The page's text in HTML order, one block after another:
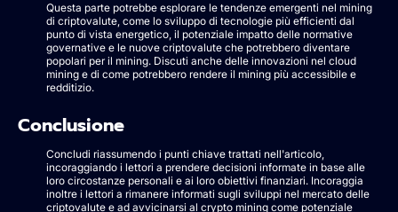
Questa parte potrebbe esplorare le tendenze emergenti nel mining
di criptovalute, come lo sviluppo di tecnologie più efficienti dal
punto di vista energetico, il potenziale impatto delle normative
governative e le nuove criptovalute che potrebbero diventare
popolari per il mining. Discuti anche delle innovazioni nel cloud
mining e di come potrebbero rendere il mining più accessibile e
redditizio.
Conclusione
Concludi riassumendo i punti chiave trattati nell'articolo,
incoraggiando i lettori a prendere decisioni informate in base alle
loro circostanze personali e ai loro obiettivi finanziari. Incoraggia
inoltre i lettori a rimanere informati sugli sviluppi nel mercato delle
criptovalute e ad avvicinarsi al crypto mining come potenziale